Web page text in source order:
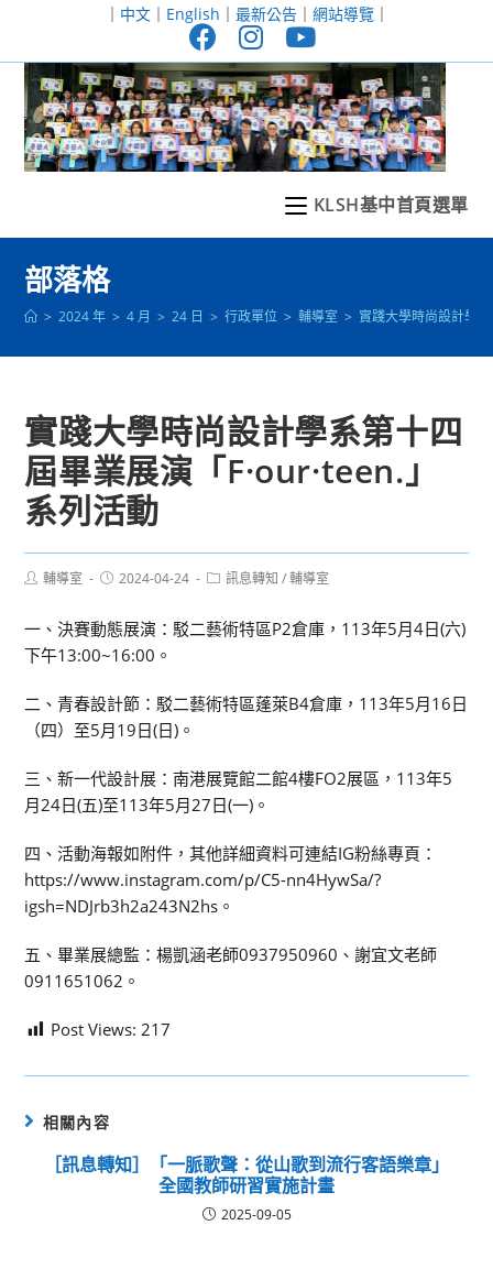
至
｜ 中文｜ English ｜ 最新公告｜ 網站導覽｜
KLSH基中首頁選單
部落格
> 2024 年 > 4 月 > 24 日 > 行政單位 > 輔導室 > 實踐大學時尚設計學
實踐大學時尚設計學系第十四
屆畢業展演「F·our·teen.」
系列活動
Post輔導室
Post2024-04-24
Post訊息轉知 / 輔導室
一、決賽動態展演：駁二藝術特區P2倉庫，113年5月4日(六)
下午13:00~16:00。
二、青春設計節：駁二藝術特區蓬萊B4倉庫，113年5月16日
（四）至5月19日(日)。
三、新一代設計展：南港展覽館二館4樓FO2展區，113年5
月24日(五)至113年5月27日(一)。
四、活動海報如附件，其他詳細資料可連結IG粉絲專頁：
https://www.instagram.com/p/C5-nn4HywSa/?
igsh=NDJrb3h2a243N2hs。
五、畢業展總監：楊凱涵老師0937950960、謝宜文老師
0911651062。
Post Views: 217
相關內容
［訊息轉知］「一脈歌聲：從山歌到流行客語樂章」
全國教師研習實施計畫
2025-09-05